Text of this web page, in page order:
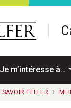
Je m’intéresse à…
TELFER